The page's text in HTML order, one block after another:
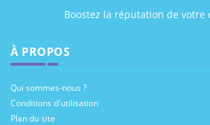
Boostez la réputation de votre
À PROPOS
Qui sommes-nous ?
Conditions d'utilisation
Plan du site